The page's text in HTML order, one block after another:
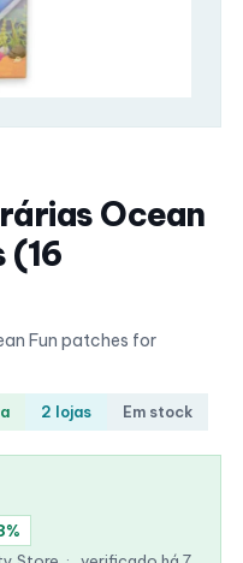
Ocean
(16
Fun patches for
2 lojas Em stock